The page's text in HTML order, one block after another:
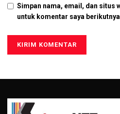
Simpan nama, email, dan situs
untuk komentar saya